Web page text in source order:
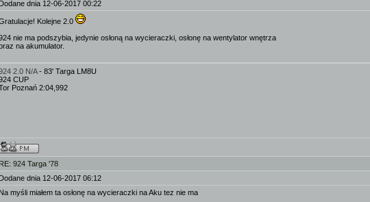
Dodane dnia 12-06-2017 00:22
Kolejne 2.0
nie ma podszybia, jedynie osłoną na wycieraczki, osłonę na wentylator wnętrza
na akumulator.
2.0 N/A- 83' Targa LM8U
CUP
Poznań 2:04,992
RE: 924 Targa '78
Dodane dnia 12-06-2017 06:12
Na myśli miałem ta osłonę na wycieraczki na Aku tez nie ma